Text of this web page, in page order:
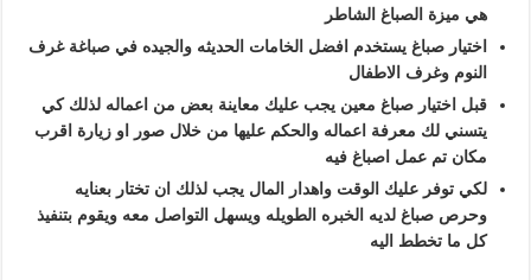
هي ميزة الصباغ الشاطر
اختيار صباغ يستخدم افضل الخامات الحديثه والجيده في صباغة غرف
النوم وغرف الاطفال
قبل اختيار صباغ معين يجب عليك معاينة بعض من اعماله لذلك كي
يتسني لك معرفة اعماله والحكم عليها من خلال صور او زيارة اقرب
مكان تم عمل اصباغ فيه
لكي توفر عليك الوقت واهدار المال يجب لذلك ان تختار بعنايه
وحرص صباغ لديه الخبره الطويله ويسهل التواصل معه ويقوم بتنفيذ
كل ما تخطط اليه